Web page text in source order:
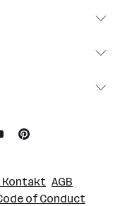
Kontakt AGB
of Conduct